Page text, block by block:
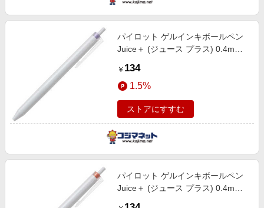
パイロット ゲルインキボールペン
Juice＋ (ジュース プラス) 0.4mm
￥ 134
1.5%
ストアにすすむ
パイロット ゲルインキボールペン
Juice＋ (ジュース プラス) 0.4mm